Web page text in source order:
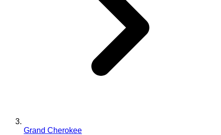
Grand Cherokee